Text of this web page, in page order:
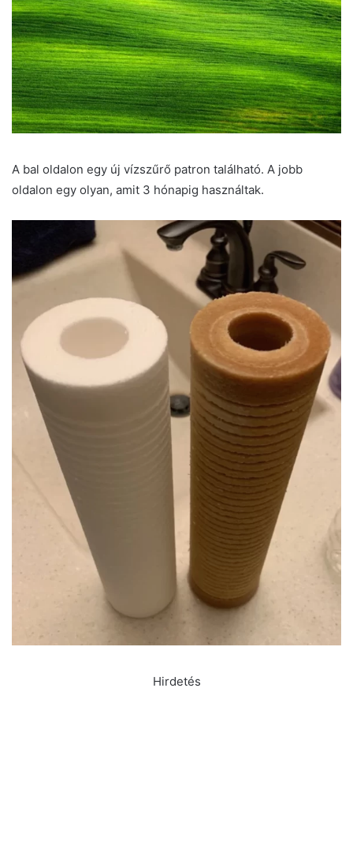
A bal oldalon egy új vízszűrő patron található. A jobb
oldalon egy olyan, amit 3 hónapig használtak.
Hirdetés